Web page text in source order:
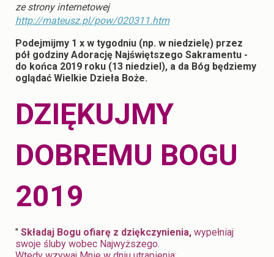
ze strony internetowej
http://mateusz.pl/pow/020311.htm
Podejmijmy 1 x w tygodniu (np. w niedzielę) przez
pół godziny Adorację Najświętszego Sakramentu -
do końca 2019 roku (13 niedziel), a da Bóg będziemy
oglądać Wielkie Dzieła Boże.
DZIĘKUJMY
DOBREMU BOGU
2019
" Składaj Bogu ofiarę z dziękczynienia, wypełniaj
swoje śluby wobec Najwyższego.